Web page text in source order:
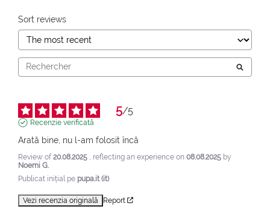
Sort reviews
5/5
Recenzie verificată
Arată bine, nu l-am folosit încă
Review of20.08.2025 , reflecting an experience on 08.08.2025 by
Noemi G.
Publicat inițial pe pupa.it (it)
Vezi recenzia originală Report